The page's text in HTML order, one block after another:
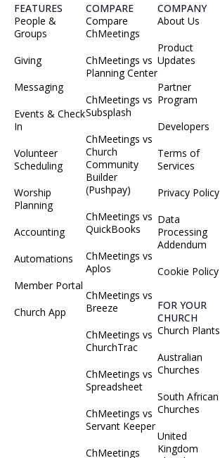
FEATURES
People &
Groups
Giving
Messaging
Events & Check
In
Volunteer
Scheduling
Worship
Planning
Accounting
Automations
Member Portal
Church App
COMPARE
Compare
ChMeetings
ChMeetings vs
Planning Center
ChMeetings vs
Subsplash
ChMeetings vs
Church
Community
Builder
(Pushpay)
ChMeetings vs
QuickBooks
ChMeetings vs
Aplos
ChMeetings vs
Breeze
ChMeetings vs
ChurchTrac
ChMeetings vs
Spreadsheet
ChMeetings vs
Servant Keeper
ChMeetings
COMPANY
About Us
Product
Updates
Partner
Program
Developers
Terms of
Services
Privacy Policy
Data
Processing
Addendum
Cookie Policy
FOR YOUR
CHURCH
Church Plants
Australian
Churches
South African
Churches
United
Kingdom